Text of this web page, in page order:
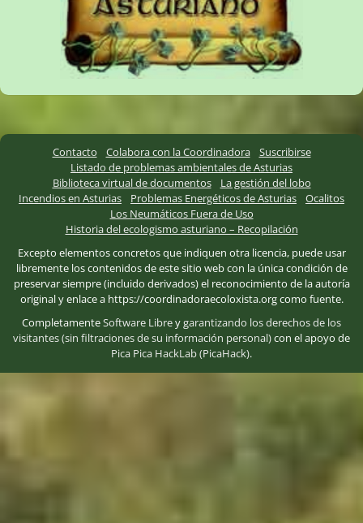
Contacto Colabora con la Coordinadora
Suscribirse
Listado de problemas ambientales de Asturias
Biblioteca virtual de documentos
La gestión del lobo
Incendios en Asturias
Problemas Energéticos de Asturias
Ocalitos
Los Neumáticos Fuera de Uso
Historia del ecologismo asturiano – Recopilación
Excepto elementos concretos que indiquen otra licencia, puede usar
libremente los contenidos de este sitio web con la única condición de
preservar siempre (incluido derivados) el reconocimiento de la autoría
original y enlace a https://coordinadoraecoloxista.org como fuente.
CompletamenteSoftware Libreygarantizando los derechos de los
visitantes (sin filtraciones de su información personal)con el apoyo de
Pica Pica HackLab (PicaHack).